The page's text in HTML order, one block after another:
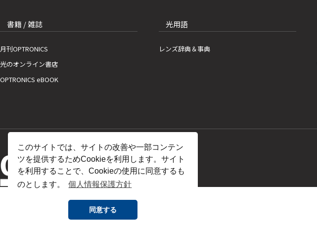
このサイトでは、サイトの改善や一部コンテン
ツを提供するためCookieを利用します。サイト
を利用することで、Cookieの使用に同意するも
のとします。
個人情報保護方針
同意する
書籍 / 雑誌
月刊OPTRONICS
光のオンライン書店
OPTRONICS eBOOK
光用語
レンズ辞典＆事典